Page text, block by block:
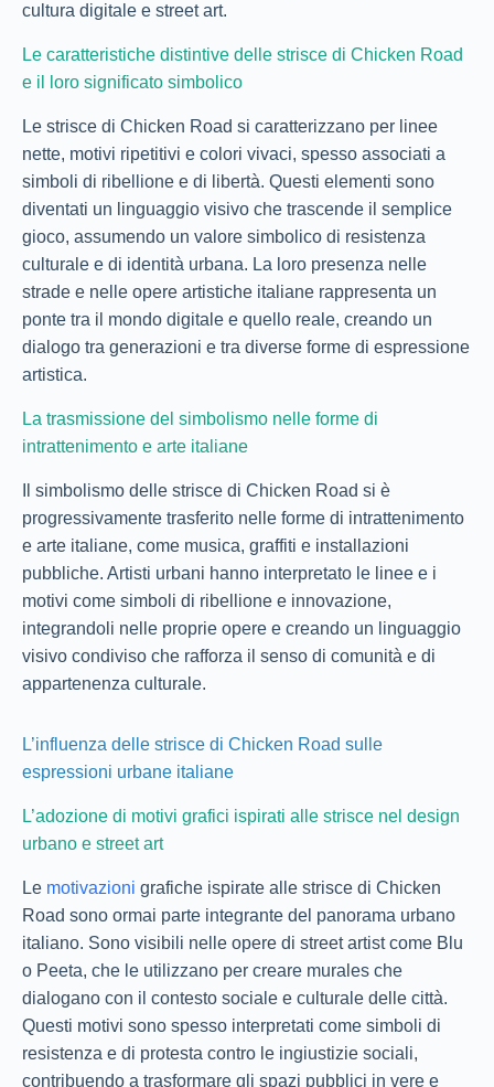
cultura digitale e street art.
Le caratteristiche distintive delle strisce di Chicken Road
e il loro significato simbolico
Le strisce di Chicken Road si caratterizzano per linee
nette, motivi ripetitivi e colori vivaci, spesso associati a
simboli di ribellione e di libertà. Questi elementi sono
diventati un linguaggio visivo che trascende il semplice
gioco, assumendo un valore simbolico di resistenza
culturale e di identità urbana. La loro presenza nelle
strade e nelle opere artistiche italiane rappresenta un
ponte tra il mondo digitale e quello reale, creando un
dialogo tra generazioni e tra diverse forme di espressione
artistica.
La trasmissione del simbolismo nelle forme di
intrattenimento e arte italiane
Il simbolismo delle strisce di Chicken Road si è
progressivamente trasferito nelle forme di intrattenimento
e arte italiane, come musica, graffiti e installazioni
pubbliche. Artisti urbani hanno interpretato le linee e i
motivi come simboli di ribellione e innovazione,
integrandoli nelle proprie opere e creando un linguaggio
visivo condiviso che rafforza il senso di comunità e di
appartenenza culturale.
L’influenza delle strisce di Chicken Road sulle
espressioni urbane italiane
L’adozione di motivi grafici ispirati alle strisce nel design
urbano e street art
Le motivazioni grafiche ispirate alle strisce di Chicken
Road sono ormai parte integrante del panorama urbano
italiano. Sono visibili nelle opere di street artist come Blu
o Peeta, che le utilizzano per creare murales che
dialogano con il contesto sociale e culturale delle città.
Questi motivi sono spesso interpretati come simboli di
resistenza e di protesta contro le ingiustizie sociali,
contribuendo a trasformare gli spazi pubblici in vere e